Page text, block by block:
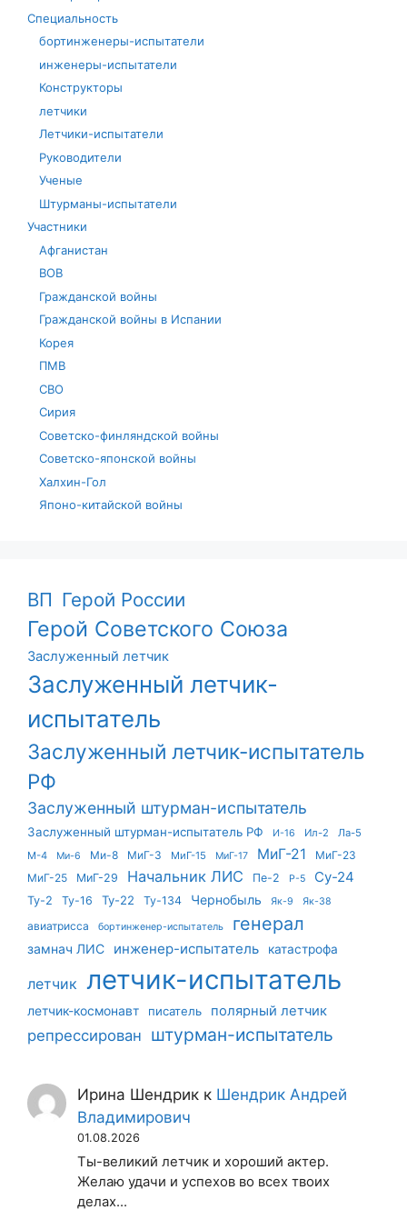
Специальность
бортинженеры-испытатели
инженеры-испытатели
Конструкторы
летчики
Летчики-испытатели
Руководители
Ученые
Штурманы-испытатели
Участники
Афганистан
ВОВ
Гражданской войны
Гражданской войны в Испании
Корея
ПМВ
СВО
Сирия
Советско-финляндской войны
Советско-японской войны
Халхин-Гол
Японо-китайской войны
ВП Герой России
Герой Советского Союза
Заслуженный летчик
Заслуженный летчик-
испытатель
Заслуженный летчик-испытатель
РФ
Заслуженный штурман-испытатель
Заслуженный штурман-испытатель РФ И-16 Ил-2
Ла-5
М-4
Ми-6 Ми-8 МиГ-3 МиГ-15 МиГ-17 МиГ-21
МиГ-23
МиГ-25
МиГ-29 Начальник ЛИС Пе-2 Р-5 Су-24
Ту-2 Ту-16 Ту-22 Ту-134 Чернобыль Як-9 Як-38
авиатрисса бортинженер-испытатель генерал
замнач ЛИС инженер-испытатель катастрофа
летчик летчик-испытатель
летчик-космонавт писатель полярный летчик
репрессирован штурман-испытатель
Ирина Шендрик к Шендрик Андрей
Владимирович
01.08.2026
Ты-великий летчик и хороший актер.
Желаю удачи и успехов во всех твоих
делах...